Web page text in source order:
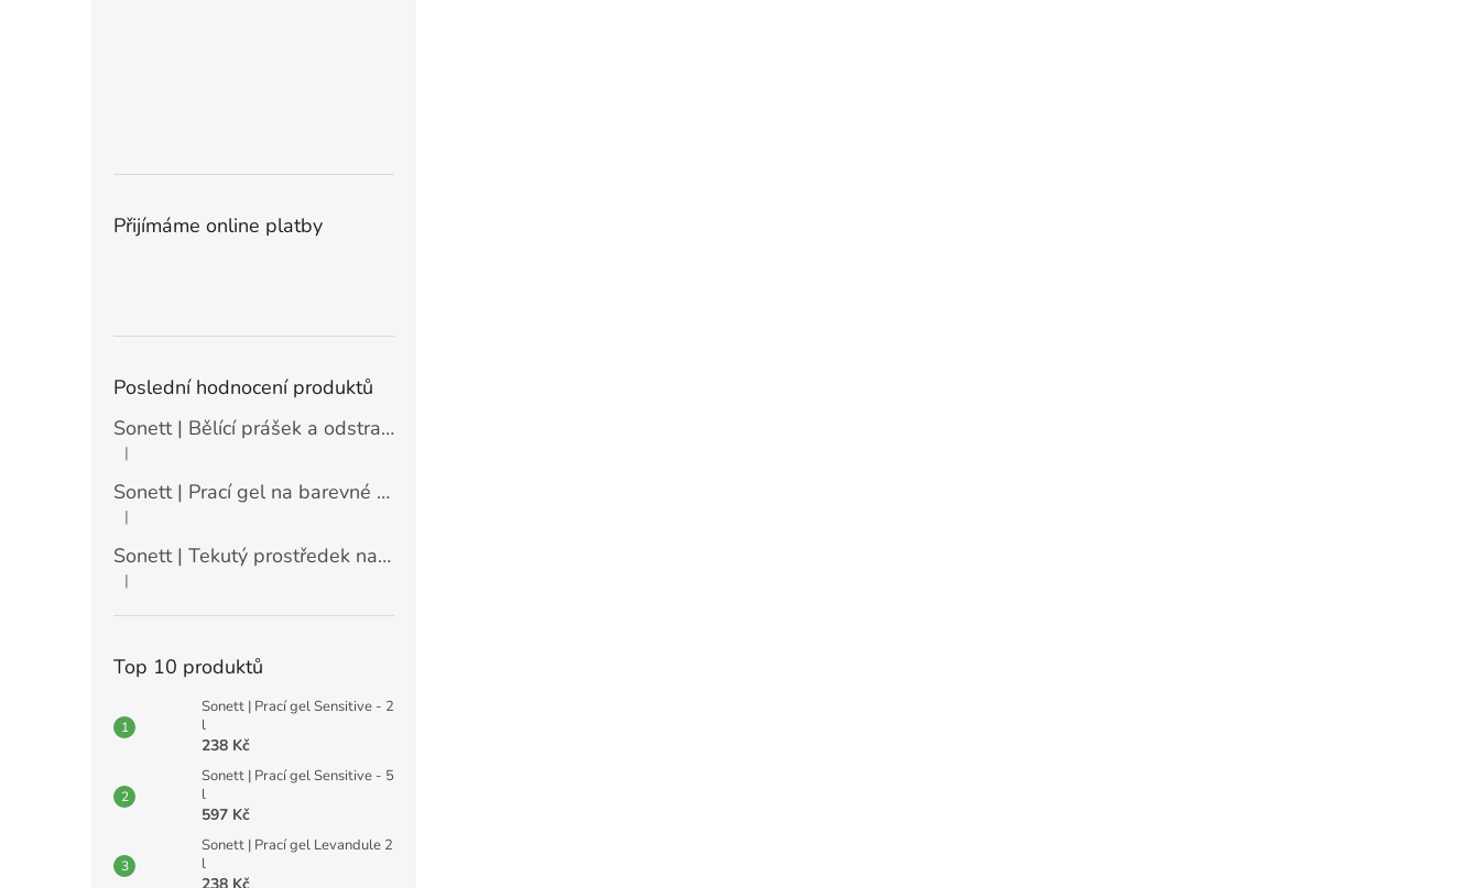
Přijímáme online platby
Poslední hodnocení produktů
Sonett | Bělící prášek a odstraňovač skvrn - 900 g
Hodnocení produktu je 5 z 5 hvězdiček.
|
Sonett | Prací gel na barevné prádlo máta a citrón - 10 l
Hodnocení produktu je 5 z 5 hvězdiček.
|
Sonett | Tekutý prostředek na nádobí Sensitive - 10 l
Hodnocení produktu je 5 z 5 hvězdiček.
|
Top 10 produktů
Sonett | Prací gel Sensitive - 2
l
238 Kč
Sonett | Prací gel Sensitive - 5
l
597 Kč
Sonett | Prací gel Levandule 2
l